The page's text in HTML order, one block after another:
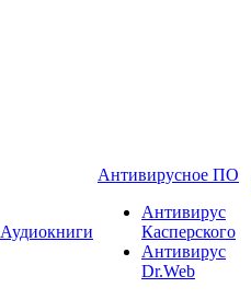
Аудиокниги
Антивирусное ПО
Антивирус
Касперского
Антивирус
Dr.Web